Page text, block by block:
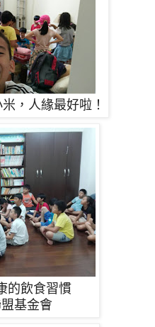
，人緣最好啦！
的飲食習慣
基金會